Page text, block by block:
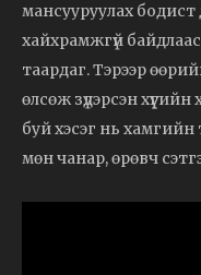
мансууруулах бодист
хайхрамжгүй
таардаг. Тэрээр
өлсөж зүдэрсэн
буй хэсэг нь хамгийн
мөн чанар, өрөвч